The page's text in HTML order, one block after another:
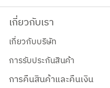
เกี่ยวกับเรา
เกี่ยวกับบริษัท
การรับประกันสินค้า
การคืนสินค้าและคืนเงิน